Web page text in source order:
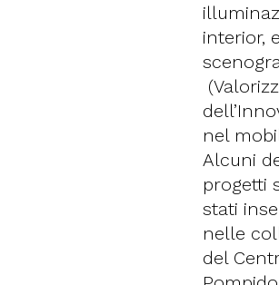
interior,
nel
Alcuni
progetti
stati
nelle
del